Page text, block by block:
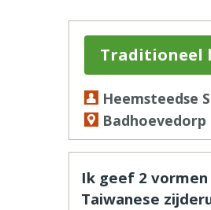
Traditioneel
Heemsteedse
Badhoevedorp
Ik geef 2 vormen
Taiwanese